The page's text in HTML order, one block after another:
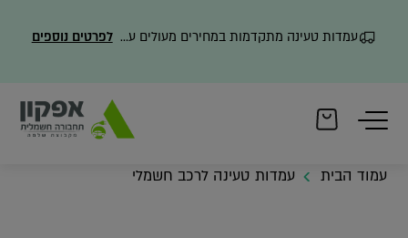
עמדות טעינה מתקדמות במחירים מעולים עם משלוח מהיר לפרטים נוספים
עמוד הבית עמדות טעינה לרכב חשמלי